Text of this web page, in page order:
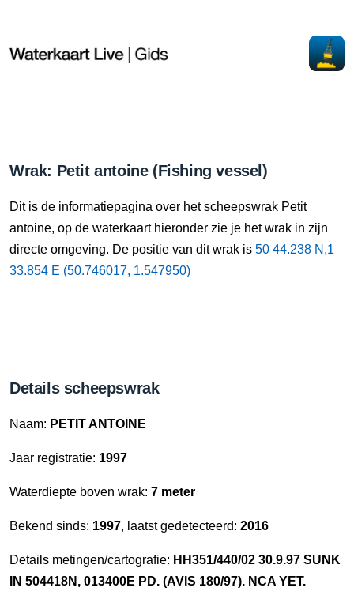
Wrak: Petit antoine (Fishing vessel)
Dit is de informatiepagina over het scheepswrak Petit
antoine, op de waterkaart hieronder zie je het wrak in zijn
directe omgeving. De positie van dit wrak is 50 44.238 N,1
33.854 E (50.746017, 1.547950)
Details scheepswrak
Naam: PETIT ANTOINE
Jaar registratie: 1997
Waterdiepte boven wrak: 7 meter
Bekend sinds: 1997, laatst gedetecteerd: 2016
Details metingen/cartografie: HH351/440/02 30.9.97 SUNK
IN 504418N, 013400E PD. (AVIS 180/97). NCA YET.